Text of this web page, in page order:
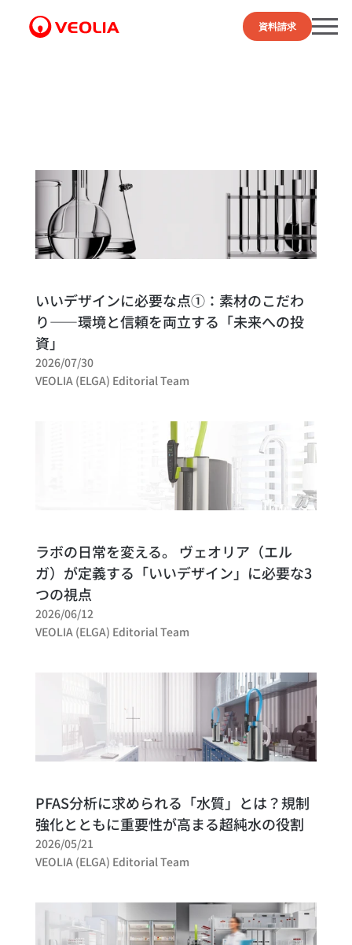
資料請求
いいデザインに必要な点①：素材のこだわ
り——環境と信頼を両立する「未来への投
資」
2026/07/30
VEOLIA (ELGA) Editorial Team
ラボの日常を変える。 ヴェオリア（エル
ガ）が定義する「いいデザイン」に必要な3
つの視点
2026/06/12
VEOLIA (ELGA) Editorial Team
PFAS分析に求められる「水質」とは？規制
強化とともに重要性が高まる超純水の役割
2026/05/21
VEOLIA (ELGA) Editorial Team